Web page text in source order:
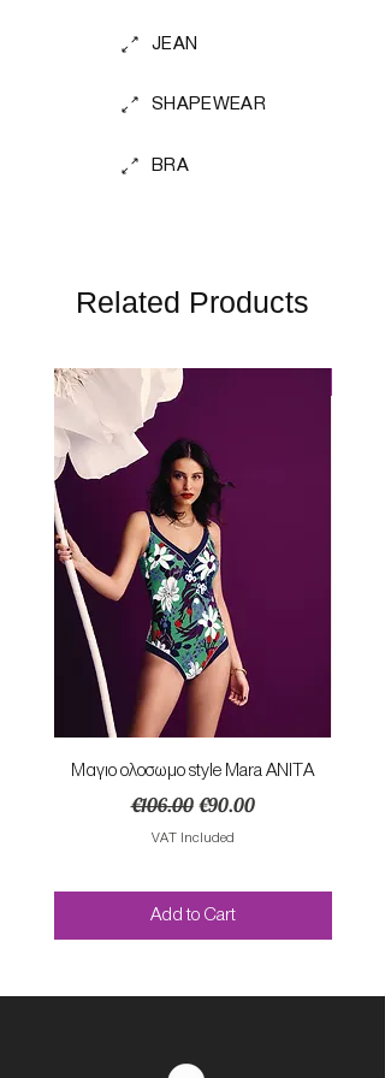
JEAN
SHAPEWEAR
BRA
Related Products
Mαγιο ολοσωμο style Mara ANITA
Regular Price
€106.00 Sale Price
€90.00
VAT Included
Add to Cart